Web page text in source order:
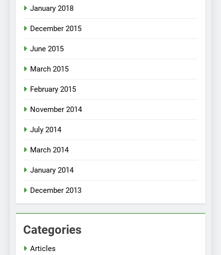
January 2018
December 2015
June 2015
March 2015
February 2015
November 2014
July 2014
March 2014
January 2014
December 2013
Categories
Articles